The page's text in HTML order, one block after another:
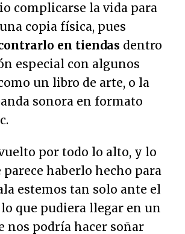
complicarse la vida para
copia física, pues
en tiendas dentro
especial con algunos
un libro de arte, o la
sonora en formato
por todo lo alto, y lo
parece haberlo hecho para
estemos tan solo ante el
que pudiera llegar en un
nos podría hacer soñar